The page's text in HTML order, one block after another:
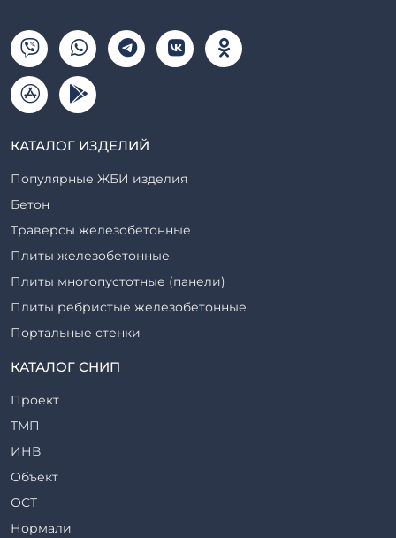
КАТАЛОГ ИЗДЕЛИЙ
Популярные ЖБИ изделия
Бетон
Траверсы железобетонные
Плиты железобетонные
Плиты многопустотные (панели)
Плиты ребристые железобетонные
Портальные стенки
Прогоны железобетонные
Ригели железобетонные
КАТАЛОГ СНИП
Проект
ТМП
ИНВ
Объект
ОСТ
Нормали